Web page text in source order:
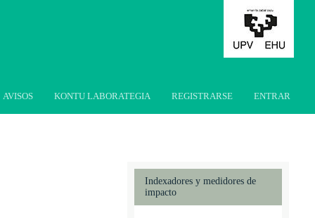
AVISOS KONTU LABORATEGIA REGISTRARSE ENTRAR
Indexadores y medidores de
impacto